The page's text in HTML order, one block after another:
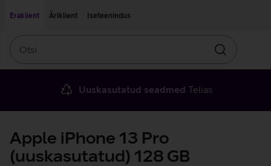
Eraklient
Äriklient Iseteenindus
Otsin
Uuskasutatud seadmed Telias
Apple iPhone 13 Pro
(uuskasutatud) 128 GB